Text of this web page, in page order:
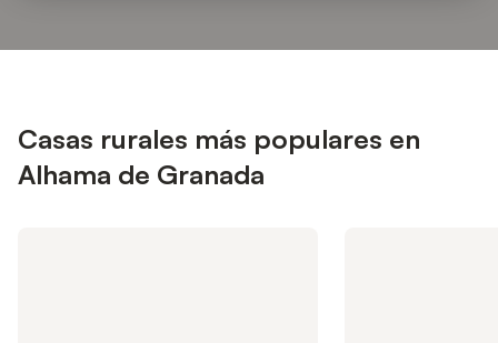
Casas rurales más populares en
Alhama de Granada